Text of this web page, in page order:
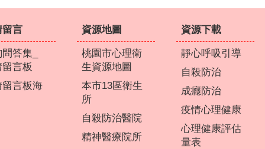
留言
答集_
言板
留言板海
資源地圖
桃園市心理衛
生資源地圖
本市13區衛生
所
自殺防治醫院
精神醫療院所
資源下載
靜心呼吸引導
自殺防治
成癮防治
疫情心理健康
心理健康評估
量表